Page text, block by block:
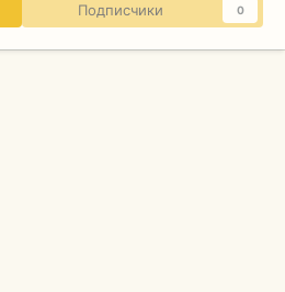
Подписчики 0